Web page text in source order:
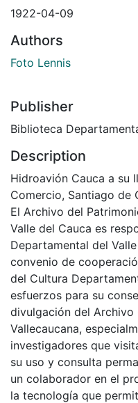
1922-04-09
Authors
Foto Lennis
Publisher
Biblioteca
Description
Hidroavión Cauca a su
Comercio, Santiago de
El Archivo del
Valle del Cauca es
Departamental del
convenio de
del Cultura
esfuerzos para su
divulgación del Archivo
Vallecaucana,
investigadores que
su uso y consulta
un colaborador en el
la tecnología que